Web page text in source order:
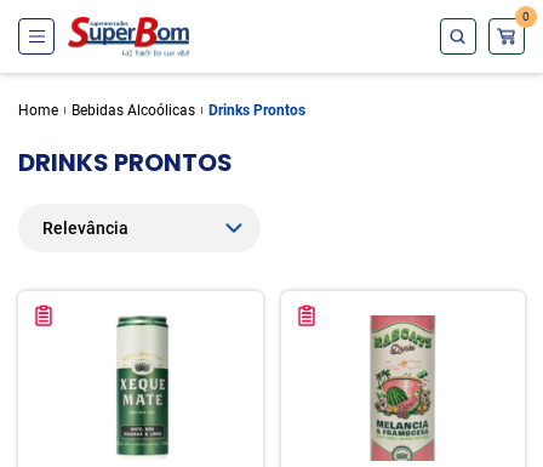
0
Home Bebidas Alcoólicas Drinks Prontos
DRINKS PRONTOS